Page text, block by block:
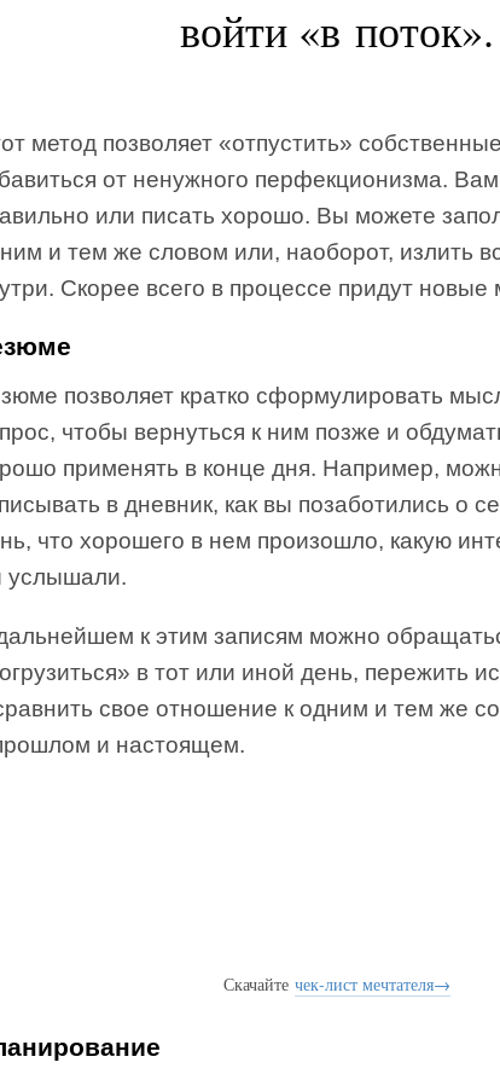
войти «в поток».
метод позволяет «отпустить»
от ненужного перфекционизма.
или писать хорошо. Вы можете
и тем же словом или, наоборот, излить
Скорее всего в процессе придут
позволяет кратко сформулировать
чтобы вернуться к ним позже и
применять в конце дня. Например,
в дневник, как вы позаботились о
что хорошего в нем произошло, какую
услышали.
к этим записям можно
в тот или иной день, пережить
свое отношение к одним и тем же
и настоящем.
Скачайте чек-лист мечтателя→